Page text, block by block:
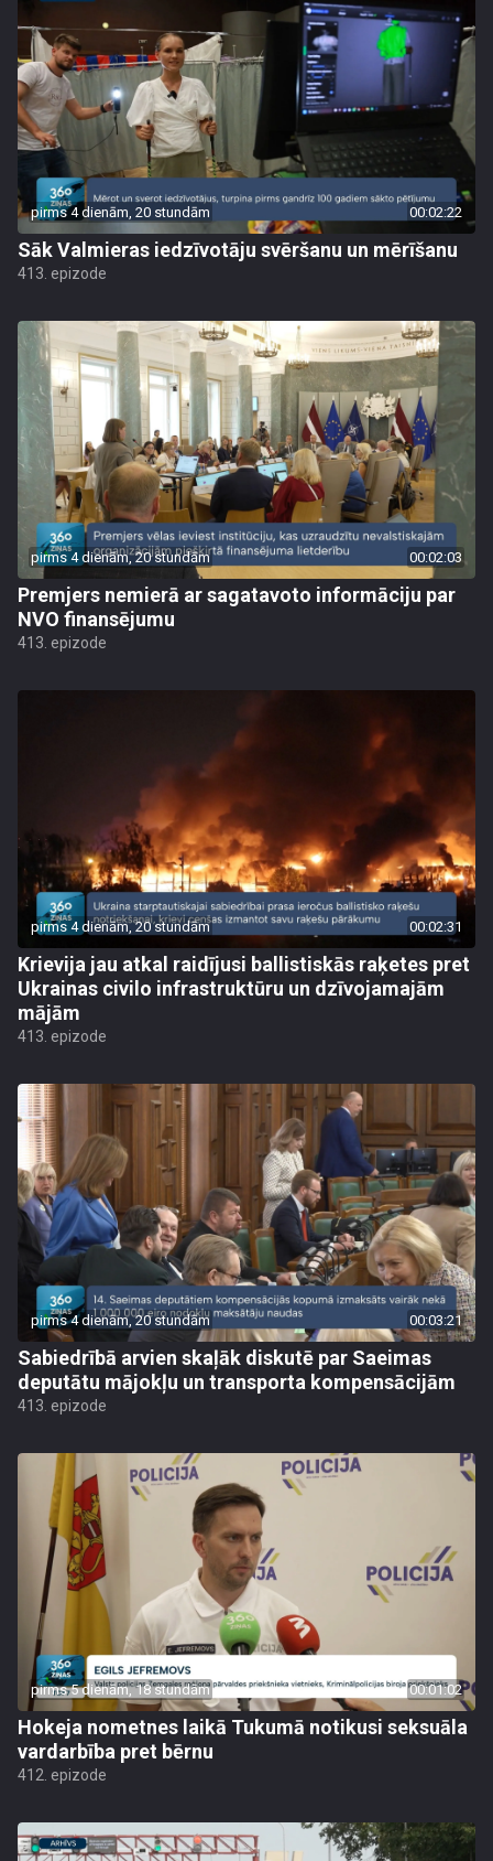
pirms 4 dienām, 20 stundām 00:02:22
Sāk Valmieras iedzīvotāju svēršanu un mērīšanu
413. epizode
pirms 4 dienām, 20 stundām 00:02:03
Premjers nemierā ar sagatavoto informāciju par
NVO finansējumu
413. epizode
pirms 4 dienām, 20 stundām 00:02:31
Krievija jau atkal raidījusi ballistiskās raķetes pret
Ukrainas civilo infrastruktūru un dzīvojamajām
mājām
413. epizode
pirms 4 dienām, 20 stundām 00:03:21
Sabiedrībā arvien skaļāk diskutē par Saeimas
deputātu mājokļu un transporta kompensācijām
413. epizode
pirms 5 dienām, 18 stundām 00:01:02
Hokeja nometnes laikā Tukumā notikusi seksuāla
vardarbība pret bērnu
412. epizode